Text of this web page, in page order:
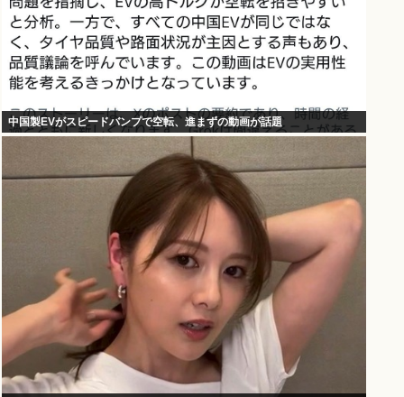
中国製EVがスピードバンプで空転、進まずの動画が話題